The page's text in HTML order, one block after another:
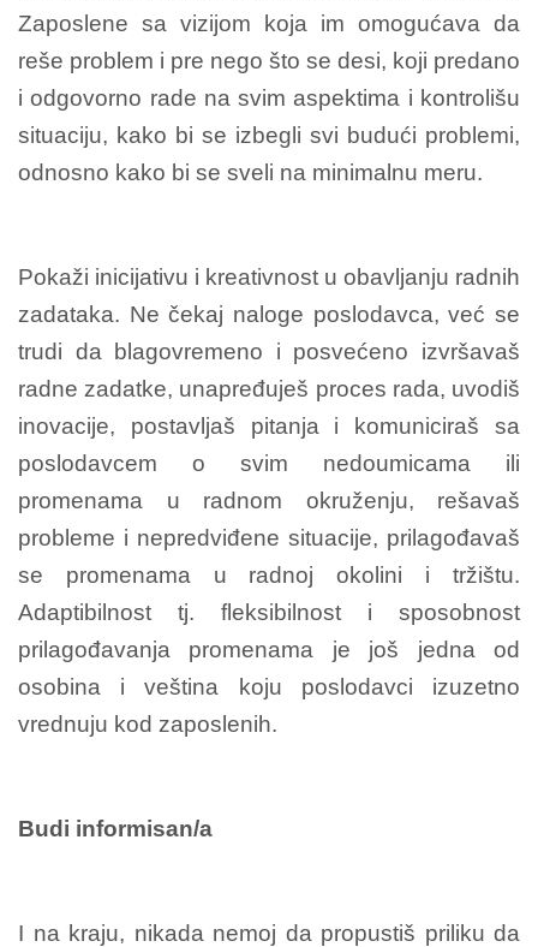
Zaposlene sa vizijom koja im omogućava da
reše problem i pre nego što se desi, koji predano
i odgovorno rade na svim aspektima i kontrolišu
situaciju, kako bi se izbegli svi budući problemi,
odnosno kako bi se sveli na minimalnu meru.
Pokaži inicijativu i kreativnost u obavljanju radnih
zadataka. Ne čekaj naloge poslodavca, već se
trudi da blagovremeno i posvećeno izvršavaš
radne zadatke, unapređuješ proces rada, uvodiš
inovacije, postavljaš pitanja i komuniciraš sa
poslodavcem o svim nedoumicama ili
promenama u radnom okruženju, rešavaš
probleme i nepredviđene situacije, prilagođavaš
se promenama u radnoj okolini i tržištu.
Adaptibilnost tj. fleksibilnost i sposobnost
prilagođavanja promenama je još jedna od
osobina i veština koju poslodavci izuzetno
vrednuju kod zaposlenih.
Budi informisan/a
I na kraju, nikada nemoj da propustiš priliku da